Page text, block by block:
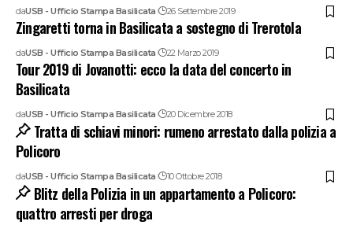
daUSB - Ufficio Stampa Basilicata 26 Settembre 2019
Zingaretti torna in Basilicata a sostegno di Trerotola
daUSB - Ufficio Stampa Basilicata 22 Marzo 2019
Tour 2019 di Jovanotti: ecco la data del concerto in
Basilicata
daUSB - Ufficio Stampa Basilicata 20 Dicembre 2018
Tratta di schiavi minori: rumeno arrestato dalla polizia a
Policoro
daUSB - Ufficio Stampa Basilicata 10 Ottobre 2018
Blitz della Polizia in un appartamento a Policoro:
quattro arresti per droga